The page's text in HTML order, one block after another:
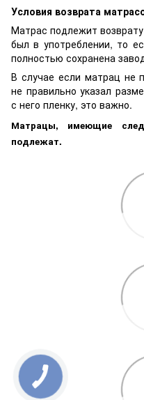
Условия возврата
Матрас подлежит
был в употреблении, то
полностью сохранена
В случае если матрац не
не правильно указал
с него пленку, это важно.
Матрацы, имеющие
подлежат.